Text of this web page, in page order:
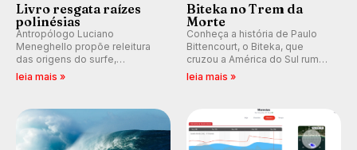
Livro resgata raízes
polinésias
Antropólogo Luciano
Meneghello propõe releitura
das origens do surfe,
resgatando a cultura polinésia
prática em esporte e indústria.
leia mais »
Biteka no Trem da
Morte
Conheça a história de Paulo
Bittencourt, o Biteka, que
cruzou a América do Sul rumo
ao Pacífico em uma jornada
leia mais »